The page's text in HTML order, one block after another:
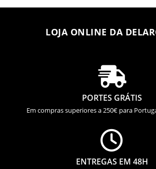
LOJA ONLINE DA

PORTES GRÁTIS
Em compras superiores a 250€ para

ENTREGAS EM 48H